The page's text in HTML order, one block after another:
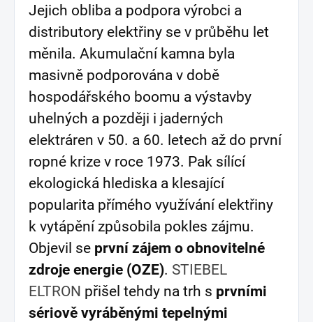
Jejich obliba a podpora výrobci a
distributory elektřiny se v průběhu let
měnila. Akumulační kamna byla
masivně podporována v době
hospodářského boomu a výstavby
uhelných a později i jaderných
elektráren v 50. a 60. letech až do první
ropné krize v roce 1973. Pak sílící
ekologická hlediska a klesající
popularita přímého využívání elektřiny
k vytápění způsobila pokles zájmu.
Objevil se první zájem o obnovitelné
zdroje energie (OZE). STIEBEL
ELTRON přišel tehdy na trh s prvními
sériově vyráběnými tepelnými